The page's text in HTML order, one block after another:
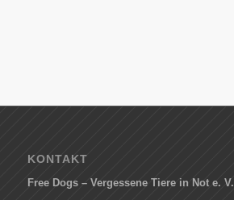
KONTAKT
Free Dogs – Vergessene Tiere in Not e. V.